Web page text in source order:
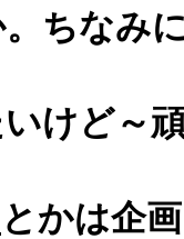
ちなみ
けど～
とかは企